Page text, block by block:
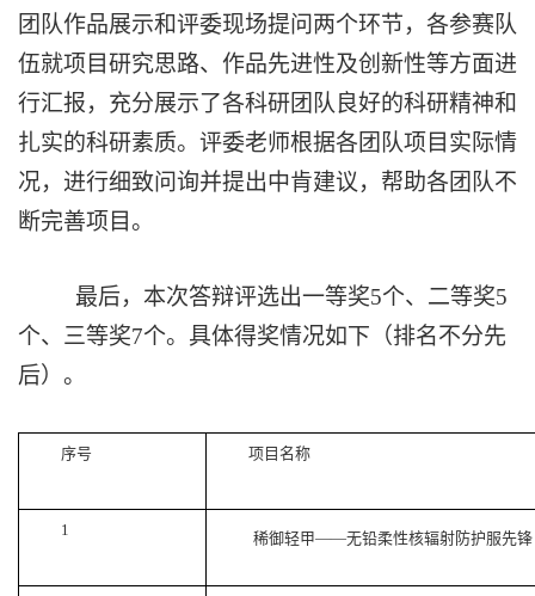
团队作品展示和评委现场提问两个环节，各参赛队
伍就项目研究思路、作品先进性及创新性等方面进
行汇报，充分展示了各科研团队良好的科研精神和
扎实的科研素质。评委老师根据各团队项目实际情
况，进行细致问询并提出中肯建议，帮助各团队不
断完善项目。
最后，本次答辩评选出一等奖5个、二等奖5
个、三等奖7个。具体得奖情况如下（排名不分先
后） 。
序号 项目名称
1 稀御轻甲——无铅柔性核辐射防护服先锋